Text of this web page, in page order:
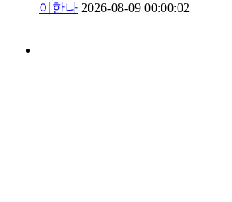
이한나 2026-08-09 00:00:02